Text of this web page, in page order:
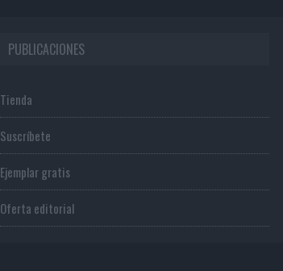
PUBLICACIONES
Tienda
Suscríbete
Ejemplar gratis
Oferta editorial